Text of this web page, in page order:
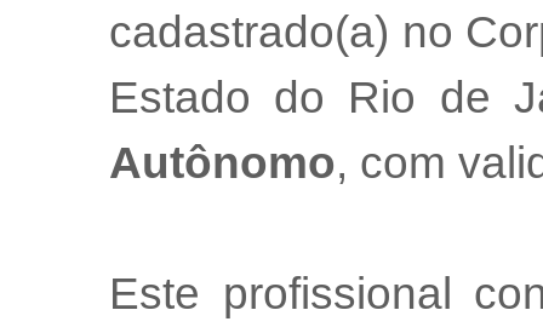
cadastrado(a) no
Estado do Rio de
Autônomo, com
Este profissional